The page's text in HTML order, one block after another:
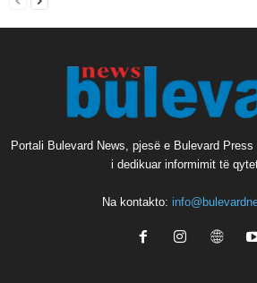
Portali Bulevard News, pjesë e Bulevard
i dedikuar informimit të
Na kontakto: